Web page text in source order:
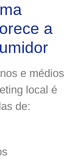
a
e médios
local é
de: